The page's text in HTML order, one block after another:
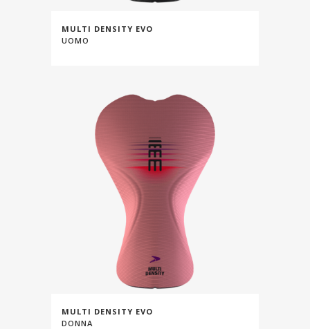
MULTI DENSITY EVO
UOMO
MULTI DENSITY EVO
DONNA